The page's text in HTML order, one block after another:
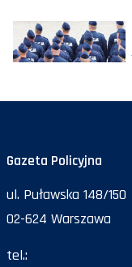
Gazeta Policyjna
ul. Puławska 148/150
02-624 Warszawa
tel.: